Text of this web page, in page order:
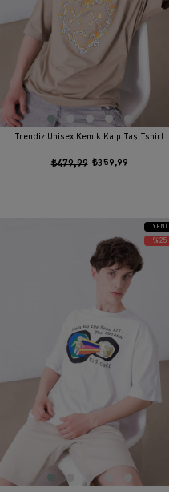
Trendiz Unisex Kemik Kalp Taş Tshirt
₺359,99
₺479,99
YENI
ÜRÜN
%25